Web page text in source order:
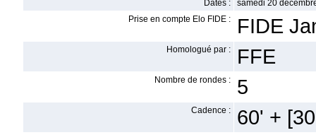
Dates :
samedi 20
Prise en compte Elo FIDE :
FIDE
Homologué par : FFE
Nombre de rondes : 5
Cadence : 60' +